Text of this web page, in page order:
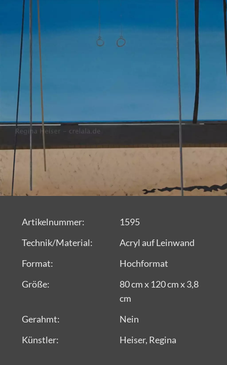
Artikelnummer:
1595
Technik/Material:
Acryl auf Leinwand
Format:
Hochformat
Größe:
80 cm x 120 cm x 3,8
cm
Gerahmt:
Nein
Künstler:
Heiser, Regina